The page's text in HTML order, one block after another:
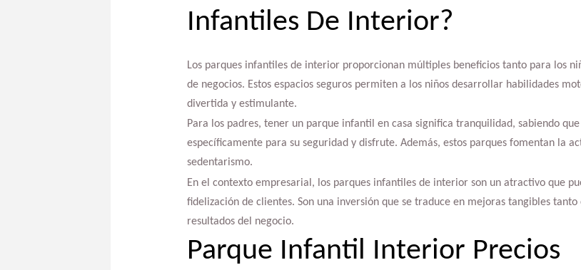
Infantiles De Interior?
Los parques infantiles de interior proporcionan múltiples beneficios tanto para los
de negocios. Estos espacios seguros permiten a los niños desarrollar habilidades
divertida y estimulante.
Para los padres, tener un parque infantil en casa significa tranquilidad, sabiendo
específicamente para su seguridad y disfrute. Además, estos parques fomentan la
sedentarismo.
En el contexto empresarial, los parques infantiles de interior son un atractivo que
fidelización de clientes. Son una inversión que se traduce en mejoras tangibles
resultados del negocio.
Parque Infantil Interior Precios